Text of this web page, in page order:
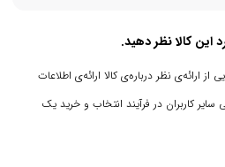
این کالا نظر دهید.
ارائه‌ی نظر درباره‌ی کالا ارائه‌ی اطلاعات
کاربران در فرآیند انتخاب و خرید یک